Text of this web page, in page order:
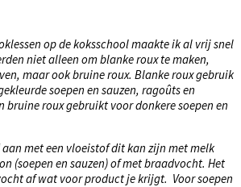
op de koksschool maakte ik al vrij snel
niet alleen om blanke roux te maken,
maar ook bruine roux. Blanke roux gebruik
soepen en sauzen, ragoûts en
bruine roux gebruikt voor donkere soepen en
met een vloeistof dit kan zijn met melk
(soepen en sauzen) of met braadvocht. Het
af wat voor product je krijgt. Voor soepen